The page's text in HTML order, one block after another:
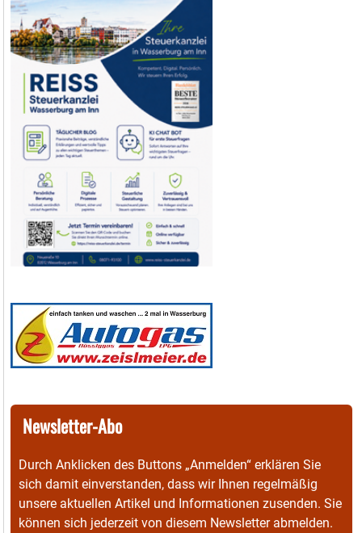
Newsletter-Abo
Durch Anklicken des Buttons „Anmelden“ erklären Sie
sich damit einverstanden, dass wir Ihnen regelmäßig
unsere aktuellen Artikel und Informationen zusenden. Sie
können sich jederzeit von diesem Newsletter abmelden.